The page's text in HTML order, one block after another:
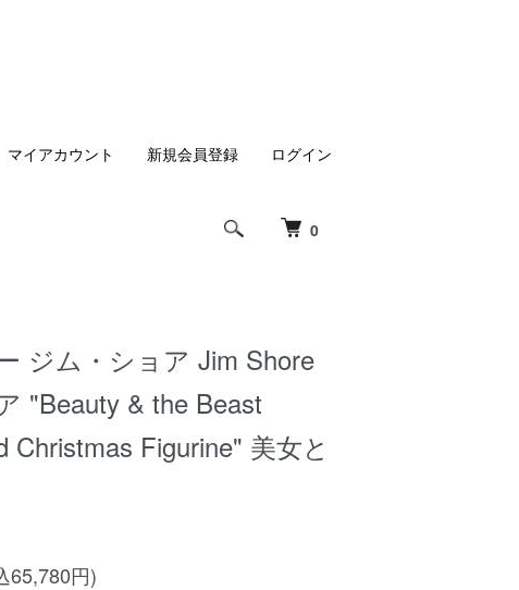
0
マイアカウント 新規会員登録 ログイン
ジム・ショア Jim Shore
"Beauty & the Beast
Christmas Figurine" 美女と
65,780円)